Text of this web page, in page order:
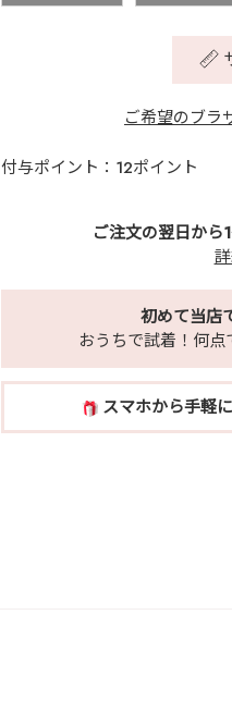
ご希望のブラ
付与ポイント：12ポイント
ご注文の翌日から
初めて当店
おうちで試着！何
スマホから手軽